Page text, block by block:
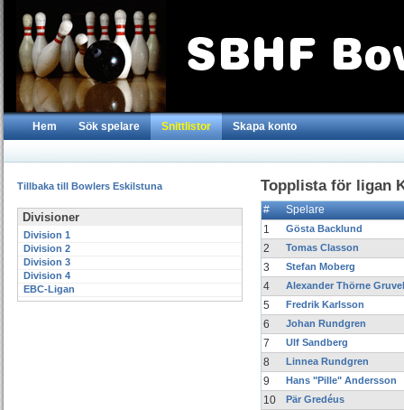
Hem Sök spelare Snittlistor Skapa konto
Tillbaka till Bowlers Eskilstuna
Divisioner
Division 1
Division 2
Division 3
Division 4
EBC-Ligan
Topplista för ligan
#
Spelare
1
Gösta Backlund
2 Tomas Classon
3 Stefan Moberg
4 Alexander Thörne
5 Fredrik Karlsson
6 Johan Rundgren
7 Ulf Sandberg
8 Linnea Rundgren
9 Hans "Pille" Andersson
10 Pär Gredéus